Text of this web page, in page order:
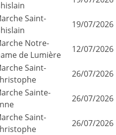
Saint-
19/07/2026
Notre-
de Lumière
12/07/2026
Saint-
26/07/2026
Sainte-
26/07/2026
Saint-
26/07/2026